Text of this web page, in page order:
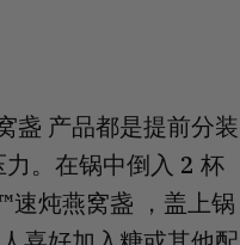
产品都是提前分装
。在锅中倒入 2 杯
炖燕窝盏 ，盖上锅